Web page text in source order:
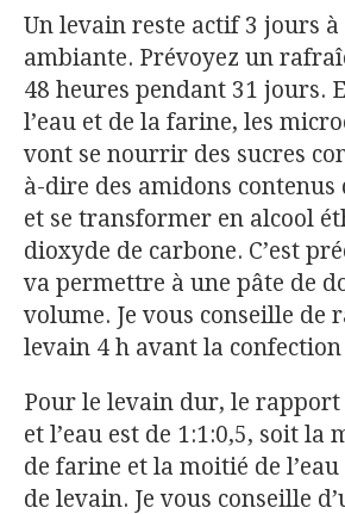
Un levain reste actif 3 jours
ambiante. Prévoyez un
48 heures pendant 31 jours.
l’eau et de la farine, les
vont se nourrir des sucres
à-dire des amidons
et se transformer en alcool
dioxyde de carbone. C’est
va permettre à une pâte de
volume. Je vous conseille de
levain 4 h avant la confection
Pour le levain dur, le
et l’eau est de 1:1:0,5, soit la
de farine et la moitié de
de levain. Je vous conseille